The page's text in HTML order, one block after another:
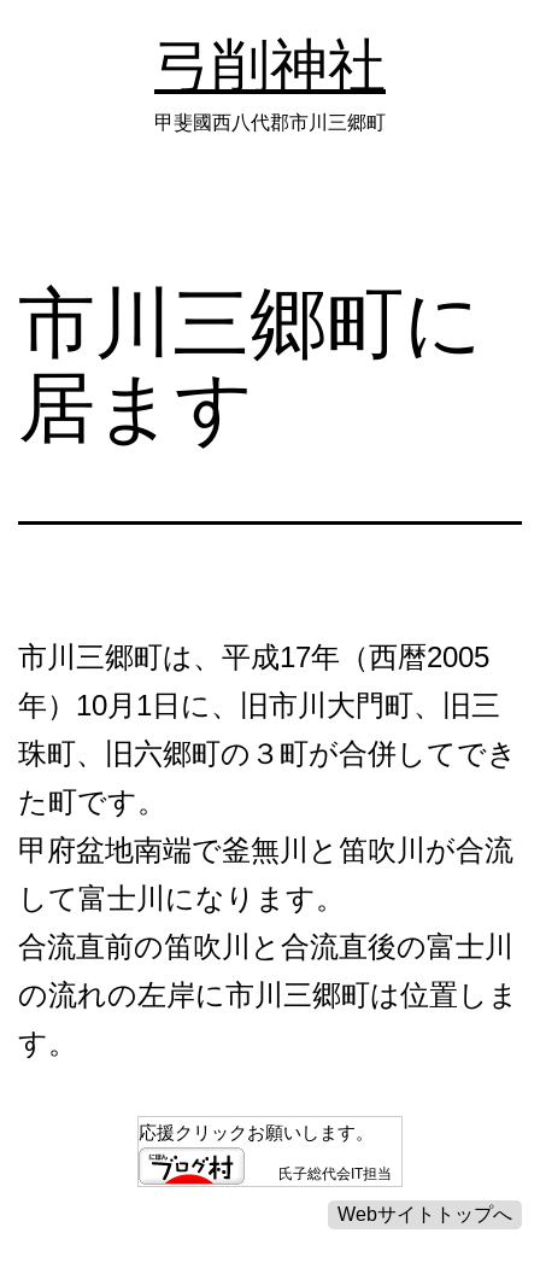
ス
弓削神社
甲斐國西八代郡市川三郷町
市川三郷町に
居ます
市川三郷町は、平成17年（西暦2005
年）10月1日に、旧市川大門町、旧三
珠町、旧六郷町の３町が合併してでき
た町です。
甲府盆地南端で釜無川と笛吹川が合流
して富士川になります。
合流直前の笛吹川と合流直後の富士川
の流れの左岸に市川三郷町は位置しま
す。
応援クリックお願いします。
氏子総代会IT担当